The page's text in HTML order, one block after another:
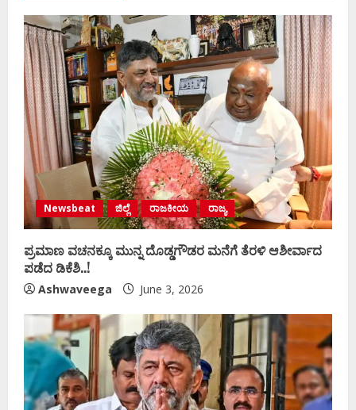
Newsbeat ಜಿಲ್ಲೆ ರಾಜಕೀಯ ರಾಜ್ಯ
ಪ್ರಮಾಣ ವಚನಕ್ಕೂ ಮುನ್ನ ದೊಡ್ಡಗೌಡರ ಮನೆಗೆ ತೆರಳಿ ಆಶೀರ್ವಾದ
ಪಡೆದ ಡಿಕೆಶಿ..!
Ashwaveega June 3, 2026